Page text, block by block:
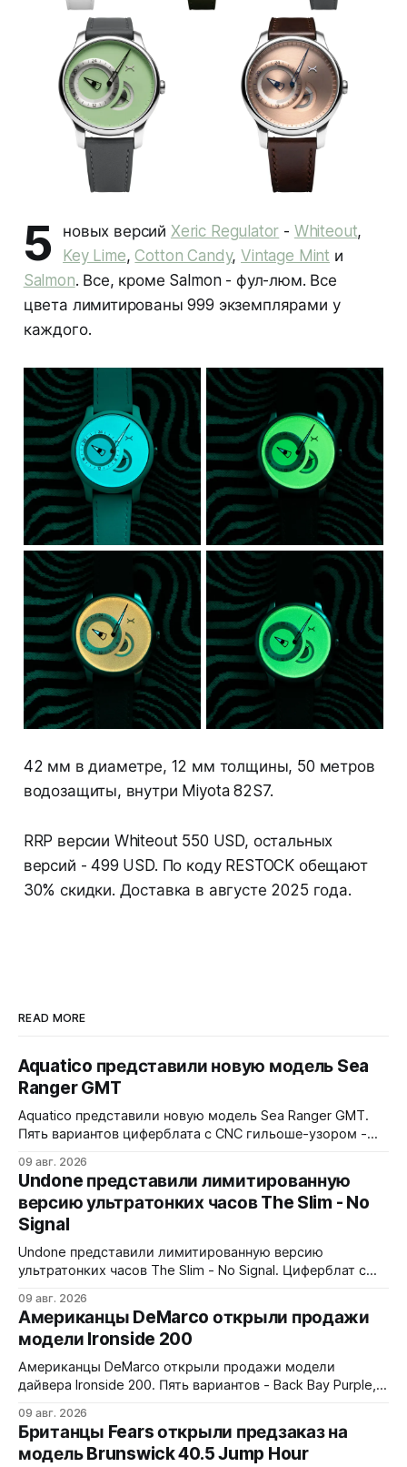
5 новых версий Xeric Regulator - Whiteout,
Key Lime,Cotton Candy,Vintage Mint и
Salmon. Все, кроме Salmon - фул-люм. Все
цвета лимитированы 999 экземплярами у
каждого.
42 мм в диаметре, 12 мм толщины, 50 метров
водозащиты, внутри Miyota 82S7.
RRP версии Whiteout 550 USD, остальных
версий - 499 USD. По коду RESTOCK обещают
30% скидки. Доставка в августе 2025 года.
READ MORE
Aquatico представили новую модель Sea
Ranger GMT
Aquatico представили новую модель Sea Ranger GMT.
Пять вариантов циферблата с CNC гильоше-узором -
экземпляров каждого варианта. Заводная коронка
расположена на 4 часах. Водозащита 300 метров.
Сапфировое стекло с AR-покрытием, FKM-ремешок, 7
слоев Swiss Super-LumiNova на циферблате,
09 авг. 2026
Undone представили лимитированную
версию ультратонких часов The Slim - No
Signal
Undone представили лимитированную версию
ультратонких часов The Slim - No Signal. Циферблат с
белые помехи, зигзаги, спирали и геометрические
фигуры. Бирюзовый треугольник UNDONE на 12 часах.
Корпус из нержавеющей стали 316L, интегрированный
браслет. Водозащита 30 метров. 37x4,9x43 мм. Ronda
1062 кварц
09 авг. 2026
Американцы DeMarco открыли продажи
модели Ironside 200
Американцы DeMarco открыли продажи модели
дайвера Ironside 200. Пять вариантов - Back Bay Purple,
Blue. Корпус из стали 316L, керамическая вставка
безеля на 120 кликов, сапфировое стекло с обеих
сторон. Водозащита 200 метров, винтовая головка.
09 авг. 2026
Британцы Fears открыли предзаказ на
модель Brunswick 40.5 Jump Hour